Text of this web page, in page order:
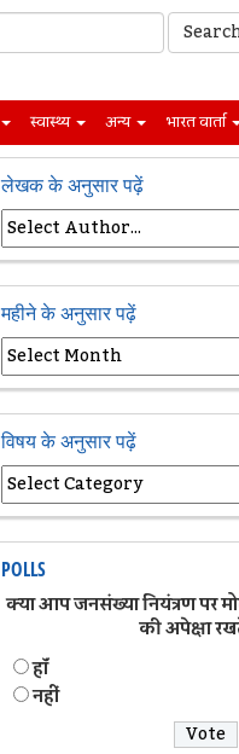
स्वास्थ्य अन्य भारत वार्ता
लेखक के अनुसार पढ़ें
महीने के अनुसार पढ़ें
विषय के अनुसार पढ़ें
POLLS
क्या आप जनसंख्या नियंत्रण पर
की अपेक्षा
हॉं
नहीं